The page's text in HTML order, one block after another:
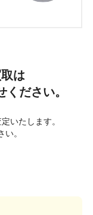
は
ださい。
いたします。
。